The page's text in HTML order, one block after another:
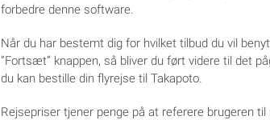
forbedre denne software.
Når du har bestemt dig for hvilket tilbud du vil
”Fortsæt” knappen, så bliver du ført videre til det
du kan bestille din flyrejse til Takapoto.
Rejsepriser tjener penge på at referere brugeren